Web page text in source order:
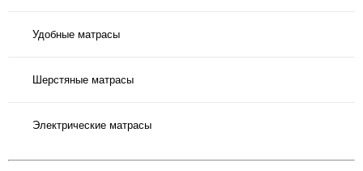
Удобные матрасы
Шерстяные матрасы
Электрические матрасы